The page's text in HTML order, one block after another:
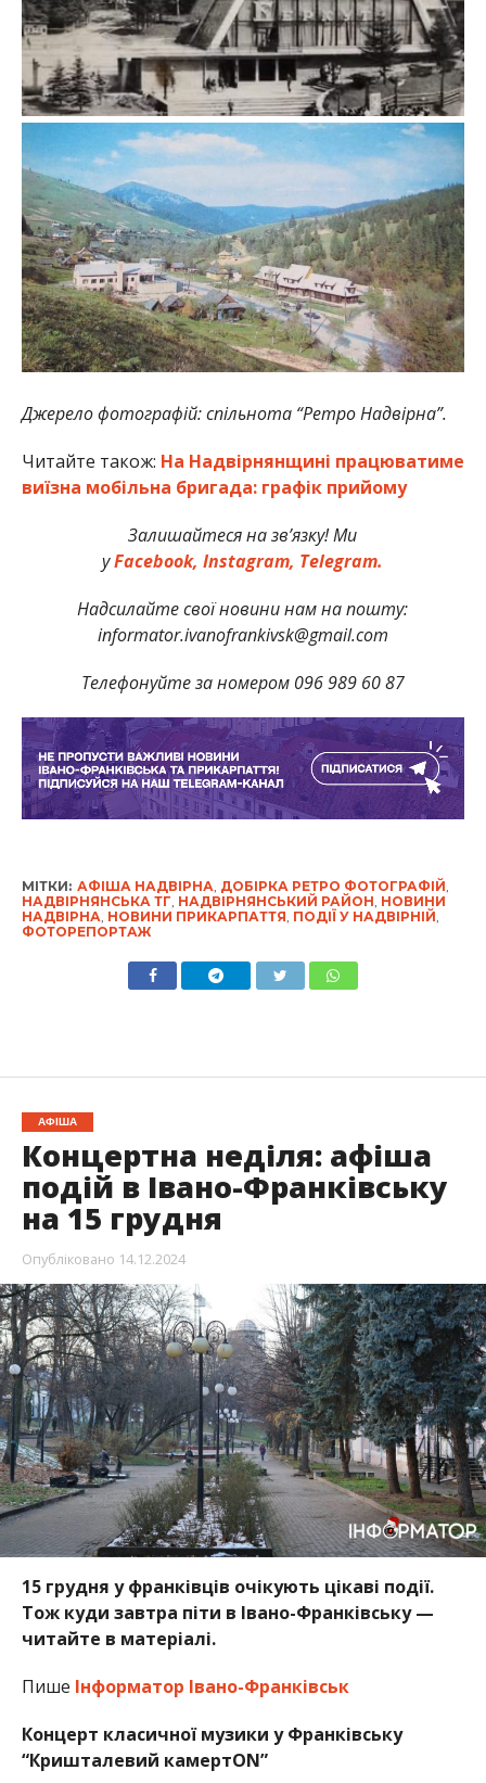
Джерело фотографій: спільнота “Ретро Надвірна”.
Читайте також: На Надвірнянщині працюватиме
виїзна мобільна бригада: графік прийому
Залишайтеся на зв’язку! Ми
уFacebook, Instagram, Telegram.
Надсилайте свої новини нам на пошту:
informator.ivanofrankivsk@gmail.com
Телефонуйте за номером 096 989 60 87
МІТКИ: АФІША НАДВІРНА ДОБІРКА РЕТРО ФОТОГРАФІЙ
НАДВІРНЯНСЬКА ТГ НАДВІРНЯНСЬКИЙ РАЙОН НОВИНИ
НАДВІРНА НОВИНИ ПРИКАРПАТТЯ ПОДІЇ У НАДВІРНІЙ
ФОТОРЕПОРТАЖ
АФІША
Концертна неділя: афіша
подій в Івано-Франківську
на 15 грудня
Опубліковано 14.12.2024
15 грудня у франківців очікують цікаві події.
Тож куди завтра піти в Івано-Франківську —
читайте в матеріалі.
Пише Інформатор Івано-Франківськ
Концерт класичної музики у Франківську
“Кришталевий камертON”